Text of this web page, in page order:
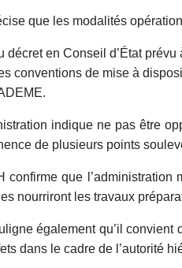
que les modalités
décret en Conseil d’État prévu
conventions de mise à
indique ne pas être
de plusieurs points
confirme que l’administration
nourriront les travaux
également qu’il
dans le cadre de l’autorité